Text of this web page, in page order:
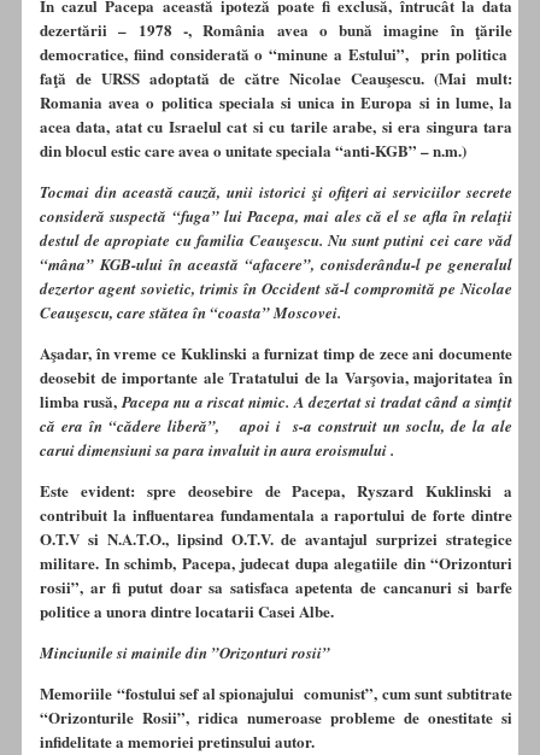
În cazul Pacepa această ipoteză poate fi exclusă, întrucât la data
dezertării – 1978 -, România avea o bună imagine în ţările
democratice, fiind considerată o “minune a Estului”, prin politica
faţă de URSS adoptată de către Nicolae Ceauşescu. (Mai mult:
Romania avea o politica speciala si unica in Europa si in lume, la
acea data, atat cu Israelul cat si cu tarile arabe, si era singura tara
din blocul estic care avea o unitate speciala “anti-KGB” – n.m.)
Tocmai din această cauză, unii istorici şi ofiţeri ai serviciilor secrete
consideră suspectă “fuga” lui Pacepa, mai ales că el se afla în relaţii
destul de apropiate cu familia Ceauşescu. Nu sunt putini cei care văd
“mâna” KGB-ului în această “afacere”, conisderându-l pe generalul
dezertor agent sovietic, trimis în Occident să-l compromită pe Nicolae
Ceauşescu, care stătea în “coasta” Moscovei.
Aşadar, în vreme ce Kuklinski a furnizat timp de zece ani documente
deosebit de importante ale Tratatului de la Varşovia, majoritatea în
limba rusă,Pacepa nu a riscat nimic. A dezertat si tradat când a simţit
că era în “cădere liberă”, apoi i s-a construit un soclu, de la ale
carui dimensiuni sa para invaluit in aura eroismului .
Este evident: spre deosebire de Pacepa, Ryszard Kuklinski a
contribuit la influentarea fundamentala a raportului de forte dintre
O.T.V si N.A.T.O., lipsind O.T.V. de avantajul surprizei strategice
militare. In schimb, Pacepa, judecat dupa alegatiile din “Orizonturi
rosii”, ar fi putut doar sa satisfaca apetenta de cancanuri si barfe
politice a unora dintre locatarii Casei Albe.
Minciunile si mainile din ”Orizonturi rosii”
Memoriile “fostului sef al spionajului comunist”, cum sunt subtitrate
“Orizonturile Rosii”, ridica numeroase probleme de onestitate si
infidelitate a memoriei pretinsului autor.